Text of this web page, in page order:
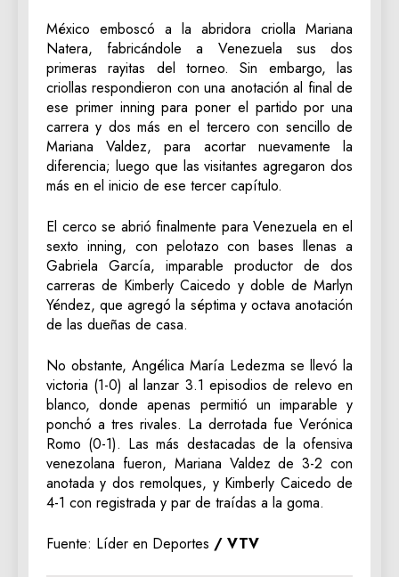
México emboscó a la abridora criolla Mariana
Natera, fabricándole a Venezuela sus dos
primeras rayitas del torneo. Sin embargo, las
criollas respondieron con una anotación al final de
ese primer inning para poner el partido por una
carrera y dos más en el tercero con sencillo de
Mariana Valdez, para acortar nuevamente la
diferencia; luego que las visitantes agregaron dos
más en el inicio de ese tercer capítulo.
El cerco se abrió finalmente para Venezuela en el
sexto inning, con pelotazo con bases llenas a
Gabriela García, imparable productor de dos
carreras de Kimberly Caicedo y doble de Marlyn
Yéndez, que agregó la séptima y octava anotación
de las dueñas de casa.
No obstante, Angélica María Ledezma se llevó la
victoria (1-0) al lanzar 3.1 episodios de relevo en
blanco, donde apenas permitió un imparable y
ponchó a tres rivales. La derrotada fue Verónica
Romo (0-1). Las más destacadas de la ofensiva
venezolana fueron, Mariana Valdez de 3-2 con
anotada y dos remolques, y Kimberly Caicedo de
4-1 con registrada y par de traídas a la goma.
Fuente: Líder en Deportes / VTV